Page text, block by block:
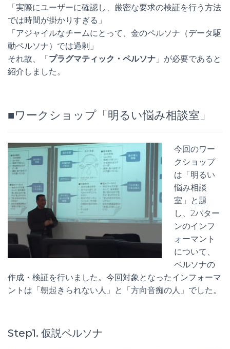
「実際にユーザーに確認し、厳密な要求の検証を行う方法
では時間が掛かりすぎる」
「アジャイルなチームにとって、金のペルソナ（データ駆
動ペルソナ）では過剰」
それ故、「プラグマティック・ペルソナ 」が必要であると
紹介しました。
■ワークショップ「明るい悩み相談室」
今回のワー
クショップ
は「明るい
悩み相談
室」と題
し、2パター
ンのインフ
ォーマント
について、
ペルソナの
作成・検証を行いました。今回対象となったインフォーマ
ントは「朝起きられない人」と「方向音痴の人」でした。
Step1. 仮説ペルソナ